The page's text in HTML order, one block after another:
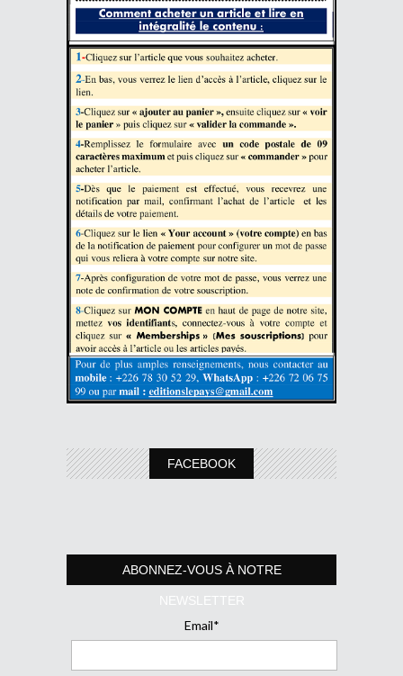
FACEBOOK
ABONNEZ-VOUS À NOTRE
NEWSLETTER
Email*